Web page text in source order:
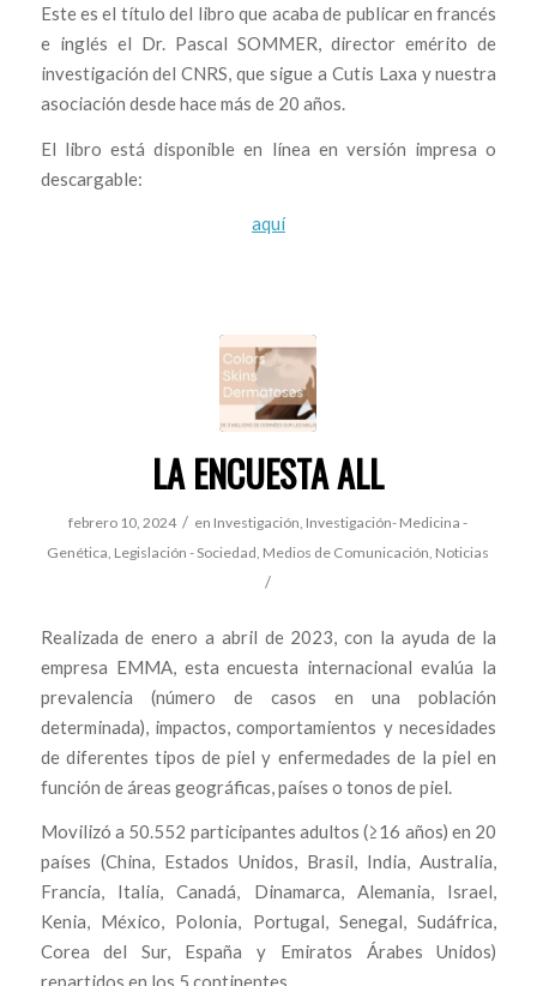
Este es el título del libro que acaba de publicar en francés
e inglés el Dr. Pascal SOMMER, director emérito de
investigación del CNRS, que sigue a Cutis Laxa y nuestra
asociación desde hace más de 20 años.
El libro está disponible en línea en versión impresa o
descargable:
aquí
LA ENCUESTA ALL
febrero 10, 2024 / en Investigación Investigación- Medicina -
Genética Legislación - Sociedad Medios de Comunicación Noticias
/
Realizada de enero a abril de 2023, con la ayuda de la
empresa EMMA, esta encuesta internacional evalúa la
prevalencia (número de casos en una población
determinada), impactos, comportamientos y necesidades
de diferentes tipos de piel y enfermedades de la piel en
función de áreas geográficas, países o tonos de piel.
Movilizó a 50.552 participantes adultos (≥16 años) en 20
países (China, Estados Unidos, Brasil, India, Australia,
Francia, Italia, Canadá, Dinamarca, Alemania, Israel,
Kenia, México, Polonia, Portugal, Senegal, Sudáfrica,
Corea del Sur, España y Emiratos Árabes Unidos)
repartidos en los 5 continentes.